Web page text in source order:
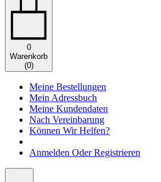
0
Warenkorb
(0)
Meine Bestellungen
Mein Adressbuch
Meine Kundendaten
Nach Vereinbarung
Können Wir Helfen?
Anmelden Oder Registrieren